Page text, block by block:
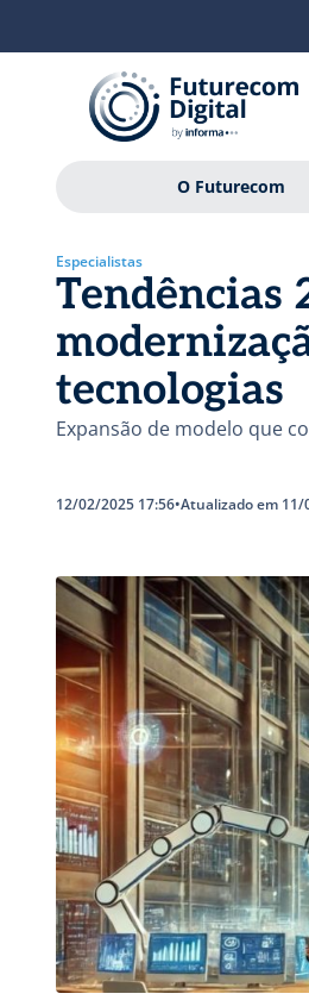
O Futurecom
Especialistas
Tendências
tecnologias
Expansão de modelo que
12/02/2025 17:56•Atualizado em 11/